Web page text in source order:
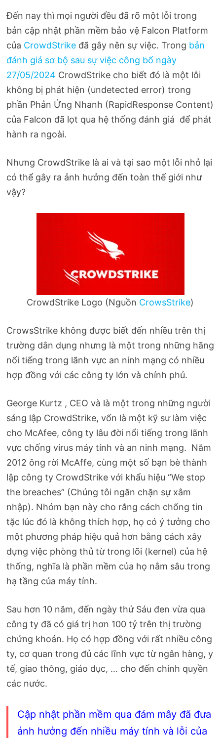
Đến nay thì mọi người đều đã rõ một lỗi trong
bản cập nhật phần mềm bảo vệ Falcon Platform
của CrowdStrike đã gây nên sự việc. Trong bản
đánh giá sơ bộ sau sự việc công bố ngày
27/05/2024 CrowdStrike cho biết đó là một lỗi
không bị phát hiện (undetected error) trong
phần Phản Ứng Nhanh (RapidResponse Content)
của Falcon đã lọt qua hệ thống đánh giá để phát
hành ra ngoài.
Nhưng CrowdStrike là ai và tại sao một lỗi nhỏ lại
có thể gây ra ảnh hưởng đến toàn thế giới như
vậy?
CrowdStrike Logo (Nguồn CrowsStrike)
CrowsStrike không được biết đến nhiều trên thị
trường dân dụng nhưng là một trong những hãng
nổi tiếng trong lãnh vực an ninh mạng có nhiều
hợp đồng với các công ty lớn và chính phủ.
George Kurtz , CEO và là một trong những người
sáng lập CrowdStrike, vốn là một kỹ sư làm việc
cho McAfee, công ty lâu đời nổi tiếng trong lãnh
vực chống virus máy tính và an ninh mạng. Năm
2012 ông rời McAffe, cùng một số bạn bè thành
lập công ty CrowdStrike với khẩu hiệu “We stop
the breaches” (Chúng tôi ngăn chặn sự xâm
nhập). Nhóm bạn này cho rằng cách chống tin
tặc lúc đó là không thích hợp, họ có ý tưởng cho
một phương pháp hiệu quả hơn bằng cách xây
dựng việc phòng thủ từ trong lõi (kernel) của hệ
thống, nghĩa là phần mềm của họ nằm sâu trong
hạ tầng của máy tính.
Sau hơn 10 năm, đến ngày thứ Sáu đen vừa qua
công ty đã có giá trị hơn 100 tỷ trên thị trường
chứng khoán. Họ có hợp đồng với rất nhiều công
ty, cơ quan trong đủ các lĩnh vực từ ngân hàng, y
tế, giao thông, giáo dục, … cho đến chính quyền
các nước.
Cập nhật phần mềm qua đám mây đã đưa
ảnh hưởng đến nhiều máy tính và lỗi của